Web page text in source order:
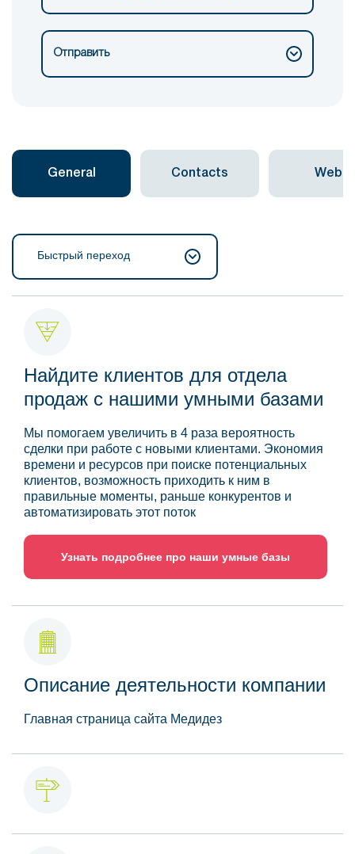
Отправить
General Contacts Web
Быстрый переход
Найдите клиентов для отдела
продаж с нашими умными базами
Мы помогаем увеличить в 4 раза вероятность
сделки при работе с новыми клиентами. Экономия
времени и ресурсов при поиске потенциальных
клиентов, возможность приходить к ним в
правильные моменты, раньше конкурентов и
автоматизировать этот поток
Узнать подробнее про наши умные базы
Описание деятельности компании
Главная страница сайта Медидез